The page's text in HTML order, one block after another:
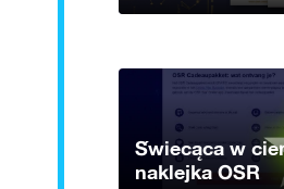
Świecąca w
naklejka OSR